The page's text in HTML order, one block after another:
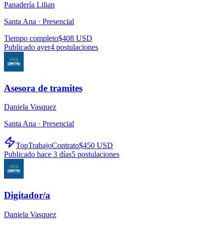
Panadería Lilian
Santa Ana · Presencial
Tiempo completo$408 USD
Publicado ayer4 postulaciones
Asesora de tramites
Daniela Vasquez
Santa Ana · Presencial
TopTrabajoContrato$450 USD
Publicado hace 3 días5 postulaciones
Digitador/a
Daniela Vasquez